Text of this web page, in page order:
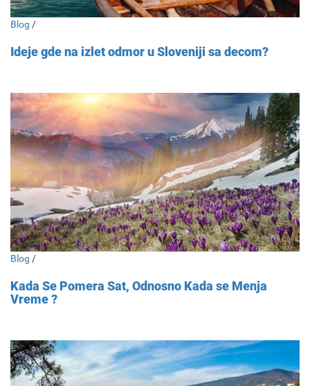
Blog /
Ideje gde na izlet odmor u Sloveniji sa decom?
Blog /
Kada Se Pomera Sat, Odnosno Kada se Menja
Vreme ?